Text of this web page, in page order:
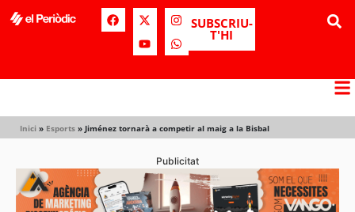
SUBSCRIU-
T'HI
Inici » Esports » Jiménez tornarà a competir al maig a la Bisbal
Publicitat